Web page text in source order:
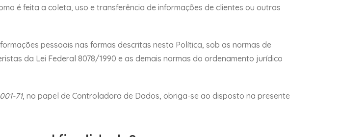
é feita a coleta, uso e transferência de informações de clientes ou outras
pessoais nas formas descritas nesta Política, sob as normas de
da Lei Federal 8078/1990 e as demais normas do ordenamento jurídico
71, no papel de Controladora de Dados, obriga-se ao disposto na presente